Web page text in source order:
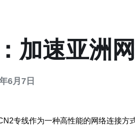
加速亚洲
6月7日
专线作为一种高性能的网络连接